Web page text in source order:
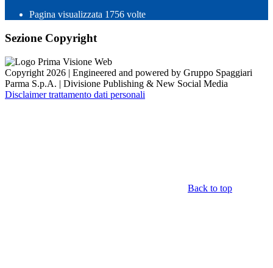
Pagina visualizzata 1756 volte
Sezione Copyright
Copyright 2026 | Engineered and powered by Gruppo Spaggiari
Parma S.p.A. | Divisione Publishing & New Social Media
Disclaimer trattamento dati personali
Back to top